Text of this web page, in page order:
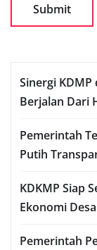
Sinergi
Berjalan Dari
Pemerintah
Putih
KDKMP Siap
Ekonomi Desa
Pemerintah